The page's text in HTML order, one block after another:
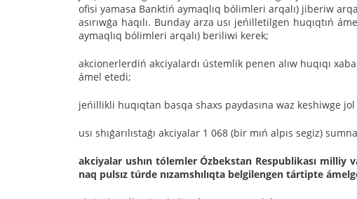
ofisi yamasa Banktiń aymaqlıq bólimleri arqalı) jiberiw
asırıwǵa haqılı. Bunday arza usı jeńilletilgen huqıqtıń
aymaqlıq bólimleri arqalı) beriliwi kerek;
akcionerlerdiń akciyalardı ústemlik penen alıw huqıqı
ámel etedi;
jeńillikli huqıqtan basqa shaxs paydasına waz keshiwge jol
usı shıǵarılıstaǵı akciyalar 1 068 (bir mıń alpıs segiz)
akciyalar ushın tólemler Ózbekstan Respublikası milliy
naq pulsız túrde nızamshılıqta belgilengen tártipte ámelge